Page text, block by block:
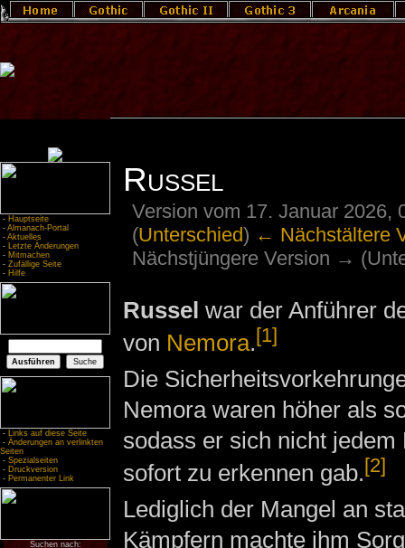
- Hauptseite
- Almanach-Portal
- Aktuelles
- Letzte Änderungen
- Mitmachen
- Zufällige Seite
- Hilfe
- Links auf diese Seite
- Änderungen an verlinkten
Seiten
- Spezialseiten
- Druckversion
- Permanenter Link
Suchen nach:
Russel
Version vom 17. Januar 2026,
(Unterschied) ← Nächstältere
Nächstjüngere Version →
Russel war der Anführer
von Nemora.[1]
Die
Nemora waren höher als
sodass er sich nicht jedem
sofort zu erkennen gab.[2]
Lediglich der Mangel an
Kämpfern machte ihm